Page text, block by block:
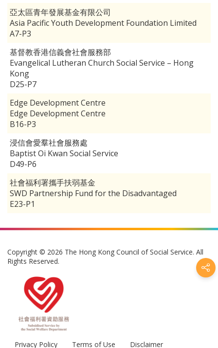
亞太區青年發展基金有限公司
Asia Pacific Youth Development Foundation Limited
A7-P3
基督教香港信義會社會服務部
Evangelical Lutheran Church Social Service – Hong
Kong
D25-P7
Edge Development Centre
Edge Development Centre
B16-P3
浸信會愛羣社會服務處
Baptist Oi Kwan Social Service
D49-P6
社會福利署攜手扶弱基金
SWD Partnership Fund for the Disadvantaged
E23-P1
Copyright © 2026 The Hong Kong Council of Social Service. All
Rights Reserved.
Privacy Policy Terms of Use Disclaimer